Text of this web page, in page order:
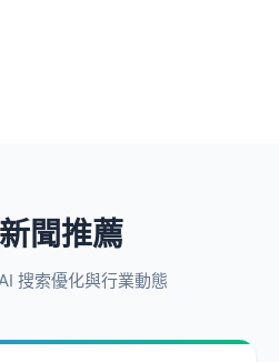
聞推薦
搜索優化與行業動態